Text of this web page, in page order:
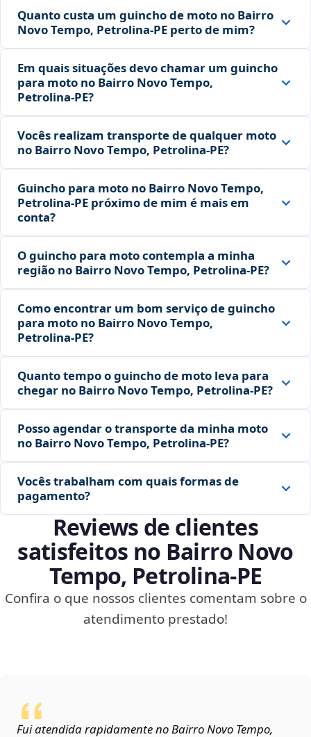
Quanto custa um guincho de moto no Bairro
Novo Tempo, Petrolina‑PE perto de mim?
Em quais situações devo chamar um guincho
para moto no Bairro Novo Tempo,
Petrolina‑PE?
Vocês realizam transporte de qualquer moto
no Bairro Novo Tempo, Petrolina‑PE?
Guincho para moto no Bairro Novo Tempo,
Petrolina‑PE próximo de mim é mais em
conta?
O guincho para moto contempla a minha
região no Bairro Novo Tempo, Petrolina‑PE?
Como encontrar um bom serviço de guincho
para moto no Bairro Novo Tempo,
Petrolina‑PE?
Quanto tempo o guincho de moto leva para
chegar no Bairro Novo Tempo, Petrolina‑PE?
Posso agendar o transporte da minha moto
no Bairro Novo Tempo, Petrolina‑PE?
Vocês trabalham com quais formas de
pagamento?
Reviews de clientes
satisfeitos no Bairro Novo
Tempo, Petrolina‑PE
Confira o que nossos clientes comentam sobre o
atendimento prestado!
Fui atendida rapidamente no Bairro Novo Tempo,